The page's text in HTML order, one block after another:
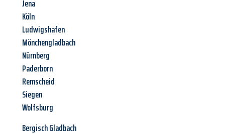
Jena
Köln
Ludwigshafen
Mönchengladbach
Nürnberg
Paderborn
Remscheid
Siegen
Wolfsburg
Bergisch Gladbach